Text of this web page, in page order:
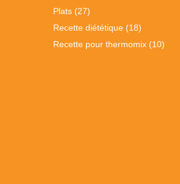
Plats (27)
Recette diététique (18)
Recette pour thermomix (10)